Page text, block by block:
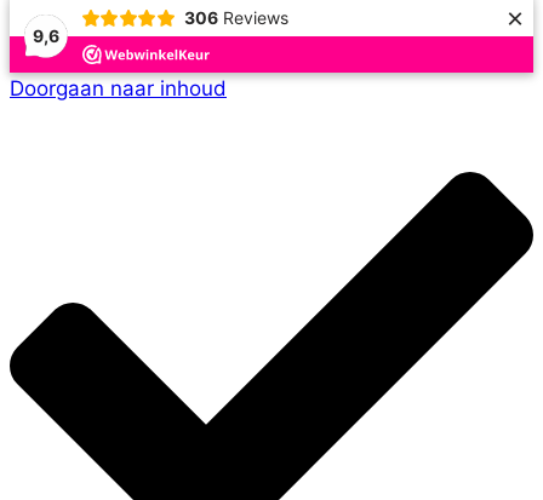
9,6
306 Reviews ×
Doorgaan naar inhoud